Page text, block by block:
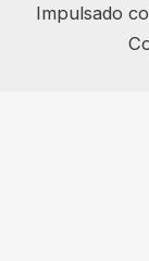
Impulsado